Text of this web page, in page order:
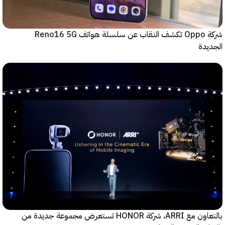
شركة Oppo تكشف النقاب عن سلسلة هواتف Reno16 5G
بالتعاون مع ARRI، شركة HONOR تستعرض مجموعة جديدة من